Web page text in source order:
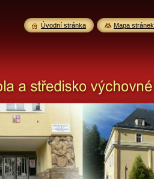
Úvodní stránka Mapa stránek